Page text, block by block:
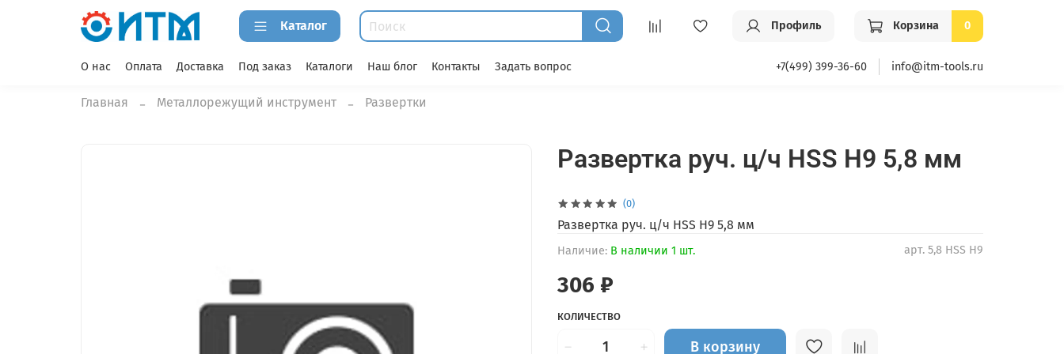
Каталог Профиль Корзина 0
О нас Оплата Доставка Под заказ Каталоги Наш блог Контакты Задать вопрос +7(499) 399-36-60 info@itm-tools.ru
Главная Металлорежущий инструмент Развертки
(0)
арт. 5,8 HSS H9
Наличие: В наличии 1 шт.
Развертка руч. ц/ч HSS H9 5,8 мм
306 ₽
КОЛИЧЕСТВО
В корзину
Развертка руч. ц/ч HSS H9 5,8 мм